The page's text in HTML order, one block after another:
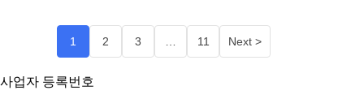
1 2 3 11 Next >
사업자 등록번호